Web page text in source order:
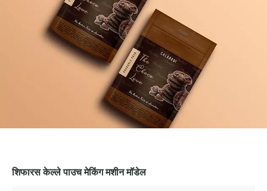
शिफारस केल्ले पाउच मेकिंग मशीन मॉडेल